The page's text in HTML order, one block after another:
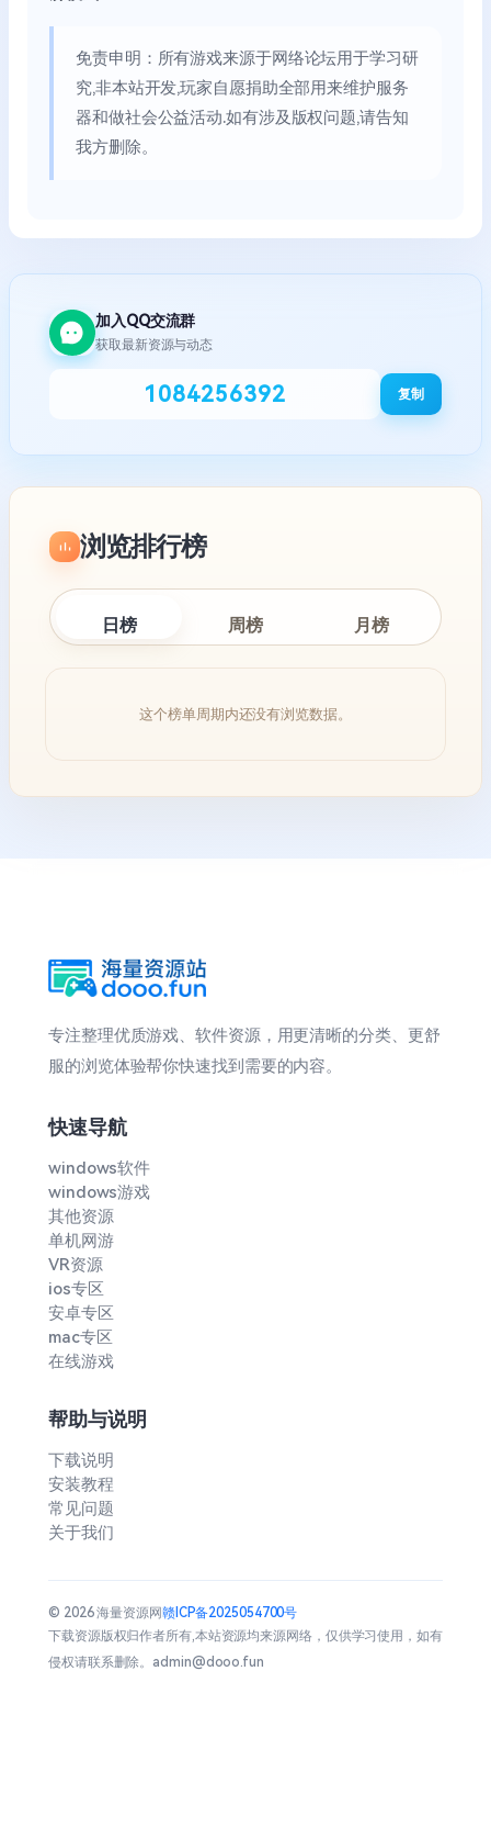
免责申明：所有游戏来源于网络论坛用于学习研
究,非本站开发,玩家自愿捐助全部用来维护服务
器和做社会公益活动.如有涉及版权问题,请告知
我方删除。
加入QQ交流群
获取最新资源与动态
1084256392 复制
浏览排行榜
日榜 周榜 月榜
这个榜单周期内还没有浏览数据。
专注整理优质游戏、软件资源，用更清晰的分类、更舒
服的浏览体验帮你快速找到需要的内容。
快速导航
windows软件
windows游戏
其他资源
单机网游
VR资源
ios专区
安卓专区
mac专区
在线游戏
帮助与说明
下载说明
安装教程
常见问题
关于我们
© 2026 海量资源网赣ICP备2025054700号
下载资源版权归作者所有,本站资源均来源网络，仅供学习使用，如有
侵权请联系删除。admin@dooo.fun